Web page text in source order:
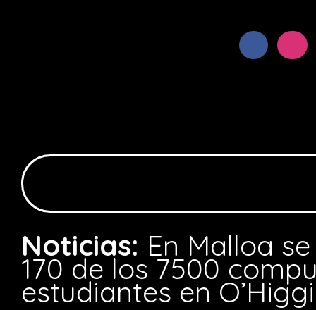
Noticias: En Malloa
170 de los 7500
estudiantes en